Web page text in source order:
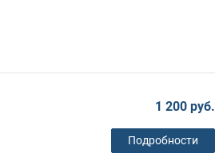
1 200 руб.
Подробности